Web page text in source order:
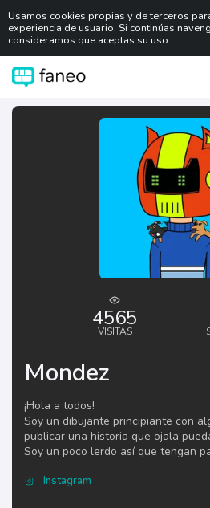
Usamos cookies propias y de terceros
experiencia de usuario. Si continúas
consideramos que aceptas su uso.
4565
VISITAS
Mondez
¡Hola a todos!
Soy un dibujante principiante con
publicar una historia que ojala
Soy un poco lerdo así que tengan
Instagram